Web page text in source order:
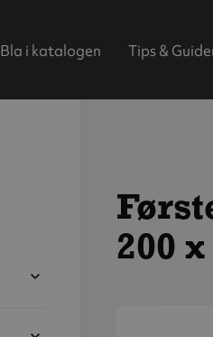
Bla i katalogen Tips &
200